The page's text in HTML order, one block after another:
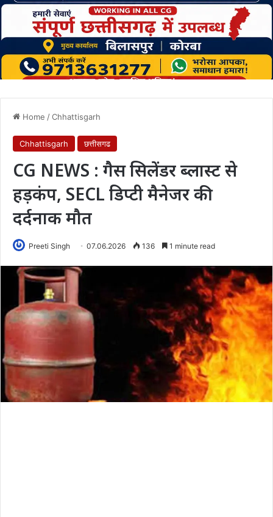
Home /Chhattisgarh
Chhattisgarh छत्तीसगढ
CG NEWS : गैस सिलेंडर ब्लास्ट से
हड़कंप, SECL डिप्टी मैनेजर की
दर्दनाक मौत
Preeti Singh 07.06.2026 136 1 minute read